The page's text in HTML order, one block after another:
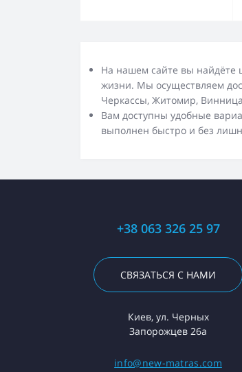
На нашем сайте вы найдёте
жизни. Мы осуществляем
Черкассы, Житомир,
Вам доступны удобные
выполнен быстро и без
+38 063 326 25 97
СВЯЗАТЬСЯ С НАМИ
Киев, ул. Черных
Запорожцев 26а
info@new-matras.com